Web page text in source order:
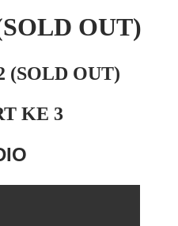
OUT)
(SOLD OUT)
KE 3